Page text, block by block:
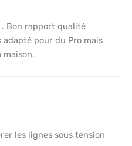
Bon rapport qualité
adapté pour du Pro mais
maison.
les lignes sous tension